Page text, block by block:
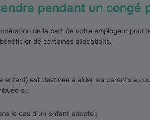
pendant un congé
de la part de votre employeur pour
de certaines allocations.
enfant) est destinée à aider les parents à
si :
le cas d’un enfant adopté ;